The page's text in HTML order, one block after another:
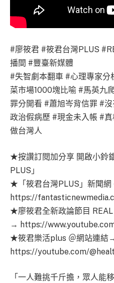
#廖筱君 #筱君台灣PLUS
播間 #豐臺新媒體
#失智劇本翻車 #心理專家
菜市場1000塊比喻 #馬英九
罪分開看 #蕭旭岑背信罪 #
政治假病歷 #現金未入帳 #
做台灣人
★按讚訂閱加分享 開啟小鈴
PLUS」
★「筱君台灣PLUS」新聞
https://
★廖筱君全新政論節目
→ https://
★筱君樂活plus ＠網站連結
https://youtube.com/
「一人難挑千斤擔，眾人能